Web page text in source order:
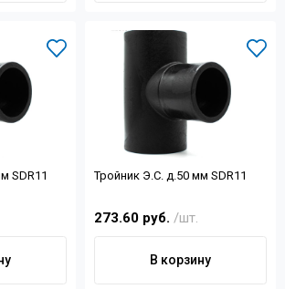
SDR11 Тройник Э.С. д.50 мм SDR11
273.60 руб. /шт.
В корзину